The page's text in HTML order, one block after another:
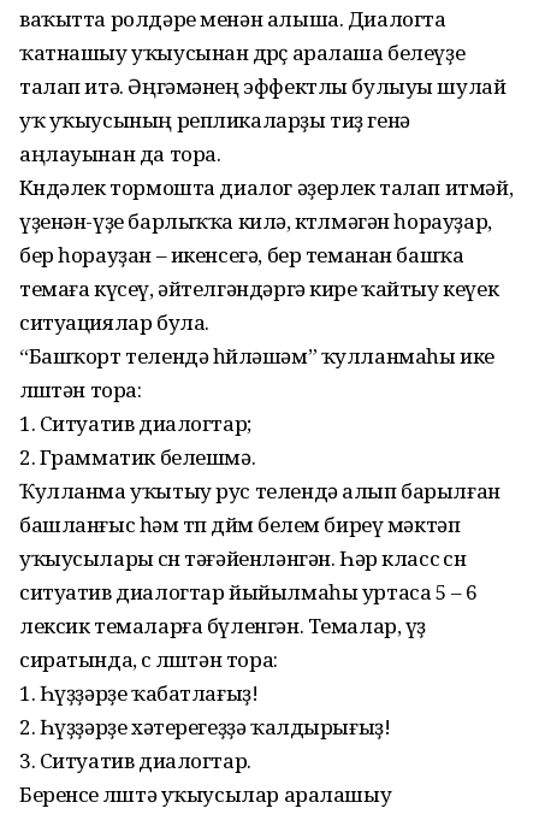
ваҡытта ролдәре менән алыша. Диалогта
ҡатнашыу уҡыусынан дө­рөҫ аралаша белеүҙе
талап итә. Әңгәмәнең эффектлы булыуы шулай
уҡ уҡыусының репликаларҙы тиҙ генә
аңлауынан да тора.
Көндәлек тормошта диалог әҙерлек талап итмәй,
үҙенән-үҙе барлыҡҡа килә, көтөлмәгән һорауҙар,
бер һорауҙан – икенсегә, бер теманан башҡа
темаға күсеү, әйтелгәндәргә кире ҡайтыу кеүек
ситуациялар була.
“Башҡорт телендә һөйләшәм” ҡулланмаһы ике
өлөштән тора:
1. Ситуатив диалогтар;
2. Грамматик белешмә.
Ҡулланма уҡытыу рус телендә алып барылған
башланғыс һәм төп дөйөм белем биреү мәктәп
уҡыусылары өсөн тәғәйенләнгән. Һәр класс өсөн
ситуатив диалогтар йыйылмаһы уртаса 5 – 6
лексик темаларға бүленгән. Темалар, үҙ
сиратында, өс өлөштән тора:
1. Һүҙҙәрҙе ҡабатлағыҙ!
2. Һүҙҙәрҙе хәтерегеҙҙә ҡалдырығыҙ!
3. Ситуатив диалогтар.
Беренсе өлөштә уҡыусылар аралашыу